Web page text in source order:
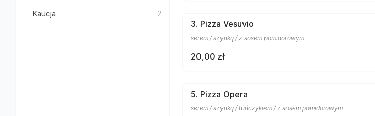
Kaucja 2
3. Pizza Vesuvio
serem / szynką / z sosem pomidorowym
20,00 zł
5. Pizza Opera
serem / szynką / tuńczykiem / z sosem pomidorowym